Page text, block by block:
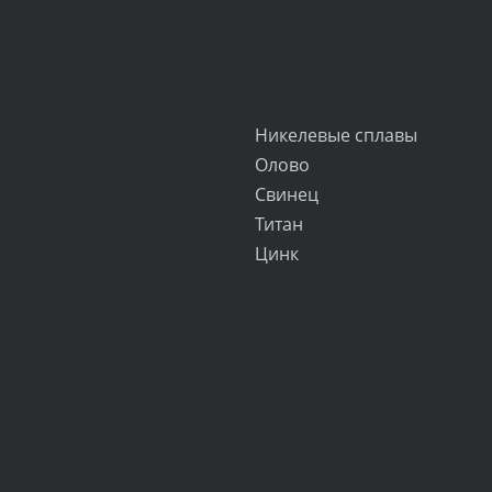
Никелевые сплавы
Олово
Свинец
Титан
Цинк